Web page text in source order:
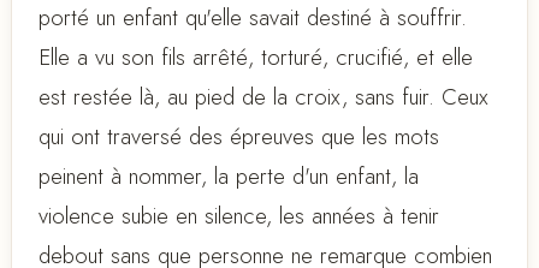
porté un enfant qu'elle savait destiné à souffrir.
Elle a vu son fils arrêté, torturé, crucifié, et elle
est restée là, au pied de la croix, sans fuir. Ceux
qui ont traversé des épreuves que les mots
peinent à nommer, la perte d'un enfant, la
violence subie en silence, les années à tenir
debout sans que personne ne remarque combien